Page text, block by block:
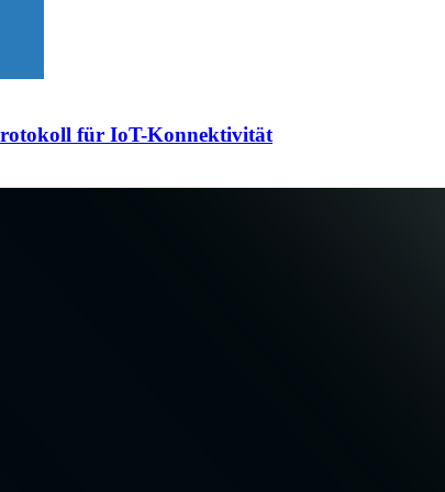
für IoT-Konnektivität